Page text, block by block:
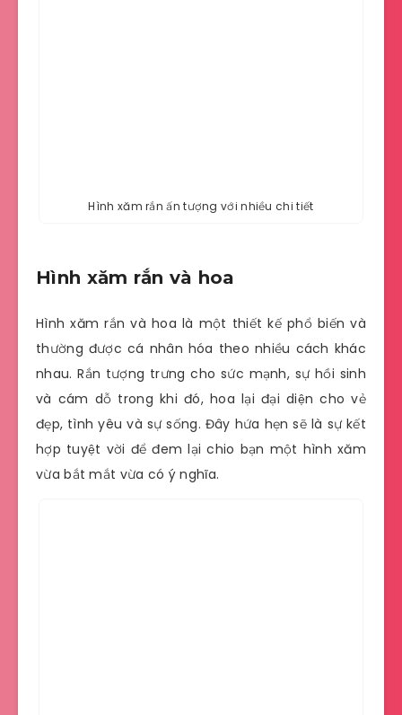
Hình xăm rắn ấn tượng với nhiều chi tiết
Hình xăm rắn và hoa
Hình xăm rắn và hoa là một thiết kế phổ biến và
thường được cá nhân hóa theo nhiều cách khác
nhau. Rắn tượng trưng cho sức mạnh, sự hồi sinh
và cám dỗ trong khi đó, hoa lại đại diện cho vẻ
đẹp, tình yêu và sự sống. Đây hứa hẹn sẽ là sự kết
hợp tuyệt vời để đem lại chio bạn một hình xăm
vừa bắt mắt vừa có ý nghĩa.